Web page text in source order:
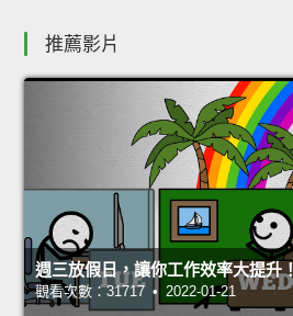
推薦影片
週三放假日，讓你工作效率大提升！
觀看次數：31717 • 2022-01-21